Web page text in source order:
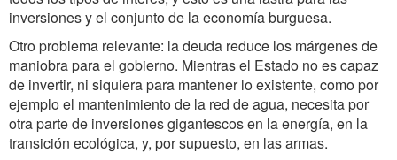
inversiones y el conjunto de la economía burguesa.
Otro problema relevante: la deuda reduce los márgenes de
maniobra para el gobierno. Mientras el Estado no es capaz
de invertir, ni siquiera para mantener lo existente, como por
ejemplo el mantenimiento de la red de agua, necesita por
otra parte de inversiones gigantescos en la energía, en la
transición ecológica, y, por supuesto, en las armas.